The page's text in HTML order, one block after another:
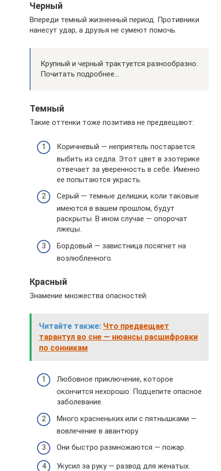
Черный
Впереди темный жизненный период. Противники
нанесут удар, а друзья не сумеют помочь.
Крупный и черный трактуется разнообразно.
Почитать подробнее…
Темный
Такие оттенки тоже позитива не предвещают:
Коричневый — неприятель постарается
выбить из седла. Этот цвет в эзотерике
отвечает за уверенность в себе. Именно
ее попытаются украсть.
Серый — темные делишки, коли таковые
имеются в вашем прошлом, будут
раскрыты. В ином случае — опорочат
лжецы.
Бордовый — завистница посягнет на
возлюбленного.
Красный
Знамение множества опасностей:
Читайте также: Что предвещает
тарантул во сне — нюансы расшифровки
по сонникам
Любовное приключение, которое
окончится нехорошо. Подцепите опасное
заболевание.
Много красненьких или с пятнышками —
вовлечение в авантюру.
Они быстро размножаются — пожар.
Укусил за руку — развод для женатых.